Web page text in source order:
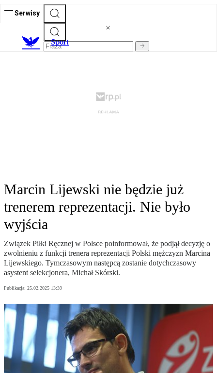
Serwisy
Sport
Marcin Lijewski nie będzie już
trenerem reprezentacji. Nie było
wyjścia
Związek Piłki Ręcznej w Polsce poinformował, że podjął decyzję o
zwolnieniu z funkcji trenera reprezentacji Polski mężczyzn Marcina
Lijewskiego. Tymczasowym następcą zostanie dotychczasowy
asystent selekcjonera, Michał Skórski.
Publikacja: 25.02.2025 13:39